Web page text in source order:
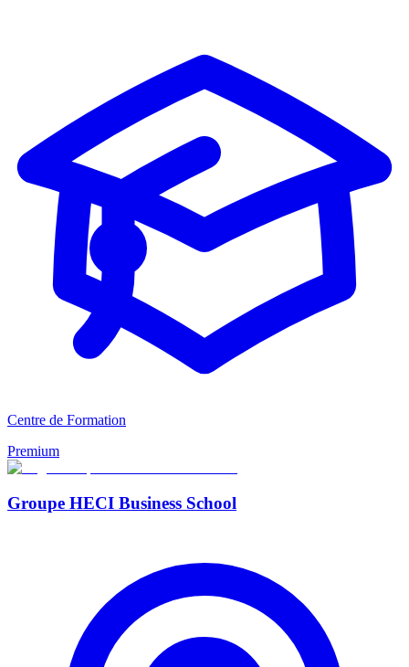
Centre de Formation
Premium
Groupe HECI Business School